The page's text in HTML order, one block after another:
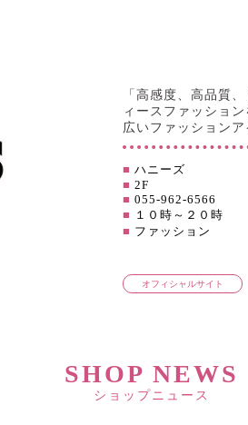
「高感度、高品質
ィースファッショ
広いファッション
■ ハニーズ
■ 2F
■ 055-962-6566
■ １０時～２０時
■ ファッション
オフィシャルサイト
SHOP NEWS
ショップニュース